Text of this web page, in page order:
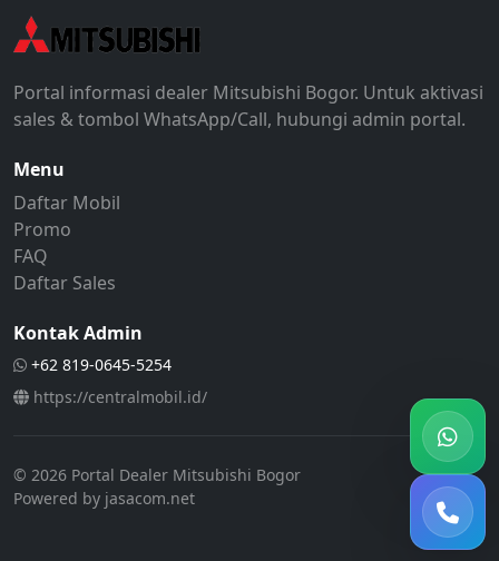
Cari dealer Mitsubishi di Bogor? Halaman ini berisi
Kata Kunci Terkait
dealer Mitsubishi Bogor, promo Mitsubishi Bogor, harga
Portal informasi dealer Mitsubishi Bogor. Untuk aktivasi
sales & tombol WhatsApp/Call, hubungi admin portal.
Menu
Daftar Mobil
Promo
FAQ
Daftar Sales
Kontak Admin
+62 819-0645-5254
https://centralmobil.id/
© 2026 Portal Dealer Mitsubishi Bogor
Powered by jasacom.net